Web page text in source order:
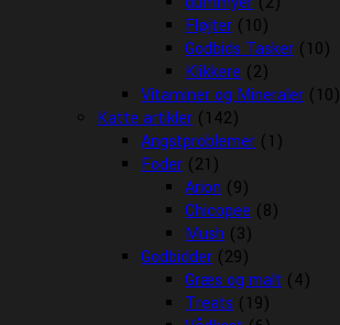
Fløjter (10)
Godbids Tasker (10)
Klikkere (2)
Vitaminer og Mineraler (10)
Katte artikler (142)
Angstproblemer (1)
Foder (21)
Arion (9)
Chicopee (8)
Mush (3)
Godbidder (29)
Græs og malt (4)
Treats (19)